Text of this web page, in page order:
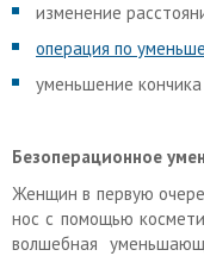
изменение
операция по
уменьшение
Безоперационное
Женщин в первую
нос с помощью
волшебная